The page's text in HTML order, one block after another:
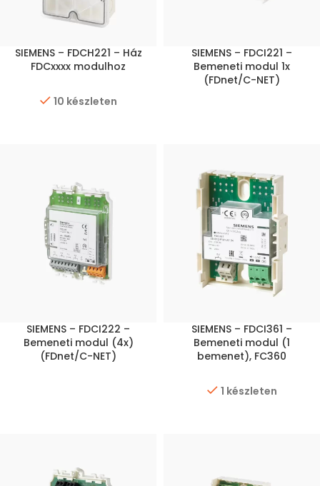
SIEMENS – FDCH221 – Ház
FDCxxxx modulhoz
10 készleten
SIEMENS – FDCI221 –
Bemeneti modul 1x
(FDnet/C-NET)
SIEMENS – FDCI222 –
Bemeneti modul (4x)
(FDnet/C-NET)
SIEMENS – FDCI361 –
Bemeneti modul (1
bemenet), FC360
1 készleten